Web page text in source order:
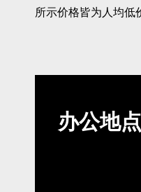
所示价格皆为人均低
办公地点